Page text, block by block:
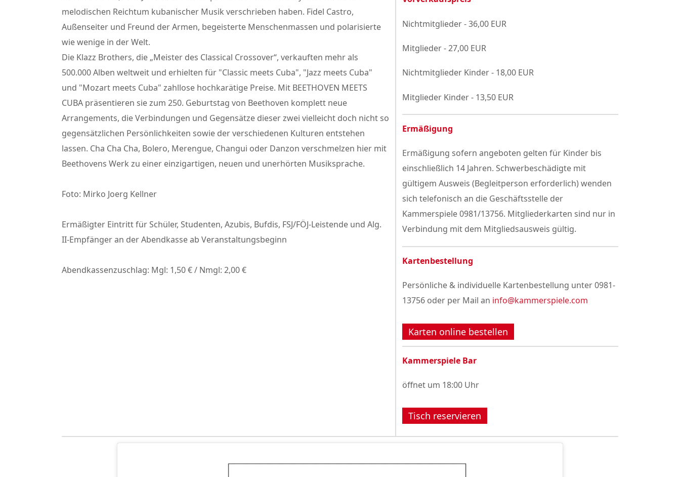
melodischen Reichtum kubanischer Musik verschrieben haben. Fidel Castro,
Außenseiter und Freund der Armen, begeisterte Menschenmassen und polarisierte
wie wenige in der Welt.
Die Klazz Brothers, die „Meister des Classical Crossover“, verkauften mehr als
500.000 Alben weltweit und erhielten für "Classic meets Cuba", "Jazz meets Cuba"
und "Mozart meets Cuba" zahllose hochkarätige Preise. Mit BEETHOVEN MEETS
CUBA präsentieren sie zum 250. Geburtstag von Beethoven komplett neue
Arrangements, die Verbindungen und Gegensätze dieser zwei vielleicht doch nicht so
gegensätzlichen Persönlichkeiten sowie der verschiedenen Kulturen entstehen
lassen. Cha Cha Cha, Bolero, Merengue, Changui oder Danzon verschmelzen hier mit
Beethovens Werk zu einer einzigartigen, neuen und unerhörten Musiksprache.
Foto: Mirko Joerg Kellner
Ermäßigter Eintritt für Schüler, Studenten, Azubis, Bufdis, FSJ/FÖJ-Leistende und Alg.
II-Empfänger an der Abendkasse ab Veranstaltungsbeginn
Abendkassenzuschlag: Mgl: 1,50 € / Nmgl: 2,00 €
Nichtmitglieder - 36,00 EUR
Mitglieder - 27,00 EUR
Nichtmitglieder Kinder - 18,00 EUR
Mitglieder Kinder - 13,50 EUR
Ermäßigung
Ermäßigung sofern angeboten gelten für Kinder bis
einschließlich 14 Jahren. Schwerbeschädigte mit
gültigem Ausweis (Begleitperson erforderlich) wenden
sich telefonisch an die Geschäftsstelle der
Kammerspiele 0981/13756. Mitgliederkarten sind nur in
Verbindung mit dem Mitgliedsausweis gültig.
Kartenbestellung
Persönliche & individuelle Kartenbestellung unter 0981-
13756 oder per Mail an info@kammerspiele.com
Karten online bestellen
Kammerspiele Bar
öffnet um 18:00 Uhr
Tisch reservieren